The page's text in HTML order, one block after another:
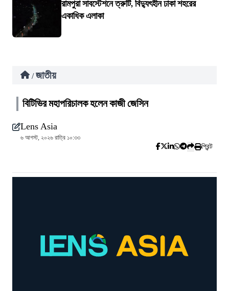
রামপুরা সাবস্টেশনে ত্রুটি, বিদ্যুৎহীন ঢাকা শহরের
একাধিক এলাকা
/ জাতীয়
বিটিভির মহাপরিচালক হলেন কাজী জেসিন
Lens Asia
৬ আগস্ট, ২০২৬ রাত্রি ১০:৩৩
প্রিন্ট